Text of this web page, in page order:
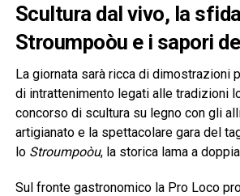
Scultura dal vivo, la
Stroumpoòu e i sapori
La giornata sarà ricca di dimostrazioni
di intrattenimento legati alle tradizioni
concorso di scultura su legno con gli
artigianato e la spettacolare gara del
lo Stroumpoòu, la storica lama a
Sul fronte gastronomico la Pro Loco